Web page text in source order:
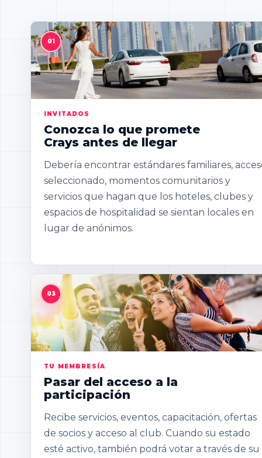
INVITADOS
Conozca lo que promete
Crays antes de llegar
Debería encontrar estándares familiares,
seleccionado, momentos comunitarios y
servicios que hagan que los hoteles, clubes y
espacios de hospitalidad se sientan locales en
lugar de anónimos.
TU MEMBRESÍA
Pasar del acceso a la
participación
Recibe servicios, eventos, capacitación, ofertas
de socios y acceso al club. Cuando su estado
esté activo, también podrá votar a través de su